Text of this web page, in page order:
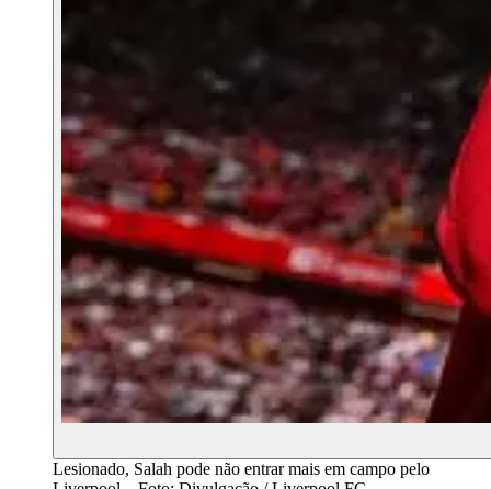
Lesionado, Salah pode não entrar mais em campo pelo